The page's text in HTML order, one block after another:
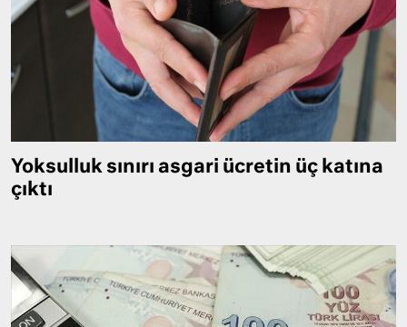
Yoksulluk sınırı asgari ücretin üç katına
çıktı